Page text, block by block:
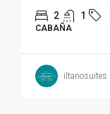
2 1
CABAÑA
iltanosuites